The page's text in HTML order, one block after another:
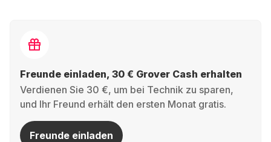
Freunde einladen, 30 € Grover Cash erhalten
Verdienen Sie 30 €, um bei Technik zu sparen,
und Ihr Freund erhält den ersten Monat gratis.
Freunde einladen